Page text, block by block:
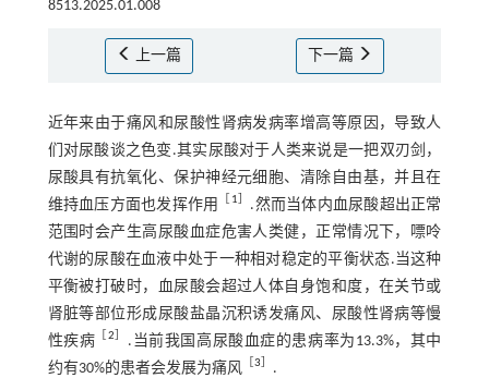
8513.2025.01.008
上一篇 下一篇
近年来由于痛风和尿酸性肾病发病率增高等原因，导致人
们对尿酸谈之色变.其实尿酸对于人类来说是一把双刃剑，
尿酸具有抗氧化、保护神经元细胞、清除自由基，并且在
维持血压方面也发挥作用
［ 1］ .然而当体内血尿酸超出正常
范围时会产生高尿酸血症危害人类健，正常情况下，嘌呤
代谢的尿酸在血液中处于一种相对稳定的平衡状态.当这种
平衡被打破时，血尿酸会超过人体自身饱和度，在关节或
肾脏等部位形成尿酸盐晶沉积诱发痛风、尿酸性肾病等慢
性疾病 ［2］ .当前我国高尿酸血症的患病率为13.3%，其中
约有30%的患者会发展为痛风 ［3］ .